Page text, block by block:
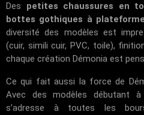
Des petites chaussures en
bottes gothiques à
diversité des modèles est
(cuir, simili cuir, PVC, toile),
chaque création Démonia est
Ce qui fait aussi la force de
Avec des modèles débutant
s’adresse à toutes les